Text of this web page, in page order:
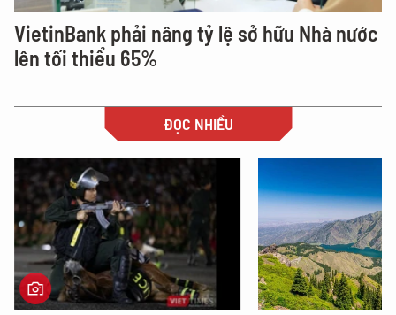
VietinBank phải nâng tỷ lệ sở hữu Nhà nước
lên tối thiểu 65%
ĐỌC NHIỀU